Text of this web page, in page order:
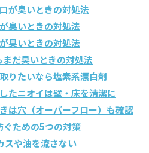
が臭いときの対処法
臭いときの対処法
臭いときの対処法
だ臭いときの対処法
りたいなら塩素系漂白剤
たニオイは壁・床を清潔に
は穴（オーバーフロー）も確認
ための5つの対策
スや油を流さない